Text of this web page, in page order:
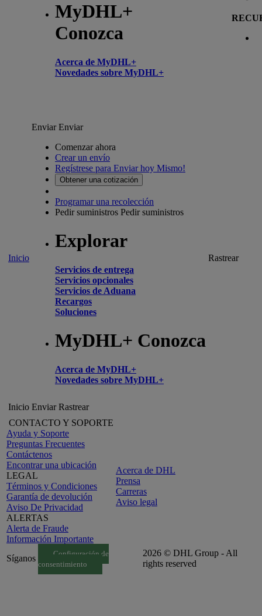
MyDHL+
Conozca
Acerca de MyDHL+
Novedades sobre MyDHL+
Inicio
EnviarEnviar
Comenzar ahora
Crear un envío
Regístrese para Enviar hoy Mismo!
Obtener una cotización
Programar una recolección
Pedir suministros Pedir suministros
Explorar
Servicios de entrega
Servicios opcionales
Servicios de Aduana
Recargos
Soluciones
MyDHL+ Conozca
Acerca de MyDHL+
Novedades sobre MyDHL+
Rastrear
Inicio Enviar Rastrear
CONTACTO Y SOPORTE
Ayuda y Soporte
Preguntas Frecuentes
Contáctenos
Encontrar una ubicación
LEGAL
Términos y Condiciones
Garantía de devolución
Aviso De Privacidad
ALERTAS
Alerta de Fraude
Información Importante
Acerca de DHL
Prensa
Carreras
Aviso legal
Síganos
Configuración de
consentimiento
2026 © DHL Group - All
rights reserved